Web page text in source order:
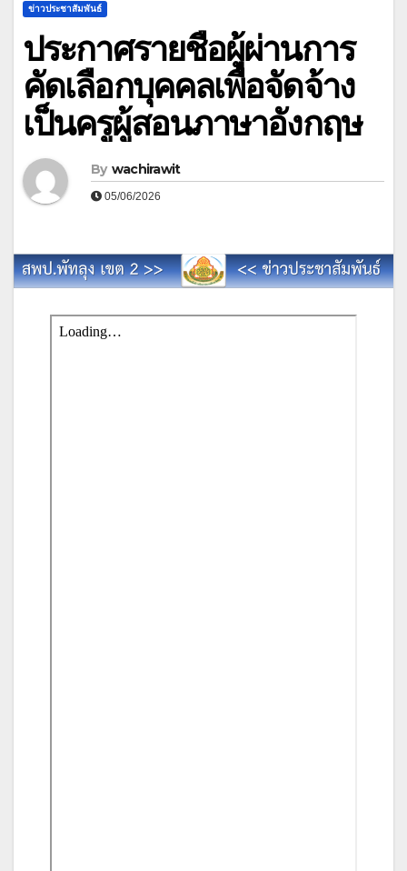
ข่าวประชาสัมพันธ์
ประกาศรายชื่อผู้ผ่านการ
คัดเลือกบุคคลเพื่อจัดจ้าง
เป็นครูผู้สอนภาษาอังกฤษ
By wachirawit
05/06/2026